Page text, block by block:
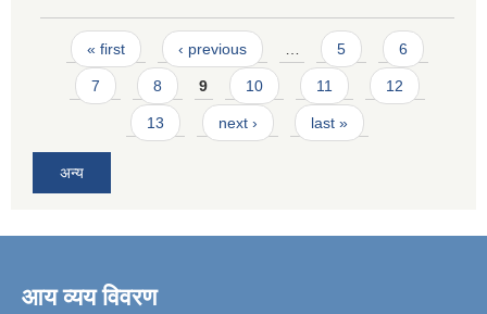
Pages
« first ‹ previous 5 6
7 8 9 10 11 12
13 next › last »
अन्य
आय व्यय विवरण